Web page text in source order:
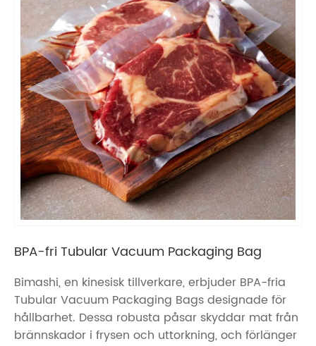
BPA-fri Tubular Vacuum Packaging Bag
Bimashi, en kinesisk tillverkare, erbjuder BPA-fria
Tubular Vacuum Packaging Bags designade för
hållbarhet. Dessa robusta påsar skyddar mat från
brännskador i frysen och uttorkning, och förlänger